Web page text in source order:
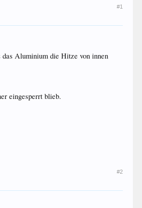
#1
Aluminium die Hitze von innen
eingesperrt blieb.
#2